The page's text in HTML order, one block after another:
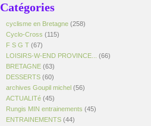
Catégories
cyclisme en Bretagne (258)
Cyclo-Cross (115)
F S G T (67)
LOISIRS-W-END PROVINCE...
(66)
BRETAGNE (63)
DESSERTS (60)
archives Goupil michel (56)
ACTUALITé (45)
Rungis MIN entrainements (45)
ENTRAINEMENTS (44)